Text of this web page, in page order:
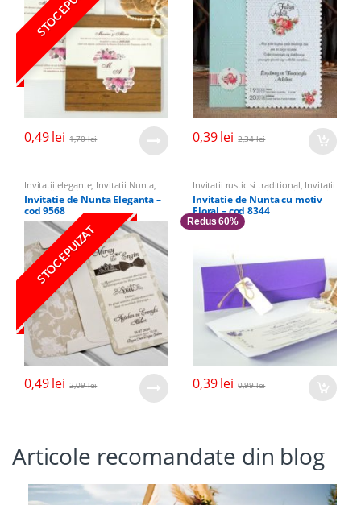
0,49lei 1,70lei 0,39lei 2,34lei
Invitatii elegante, Invitatii Nunta,
Invitatii cu miri
Invitatie de Nunta Eleganta –
cod 9568
STOC EPUIZAT
0,49lei 2,09lei
Invitatii rustic si traditional, Invitatii
de nunta cu flori si fluturi Invitatii
Nunta,Invitatii elegante
Invitatie de Nunta cu motiv
Floral – cod 8344
Redus 60%
0,39lei 0,99lei
Articole recomandate din blog